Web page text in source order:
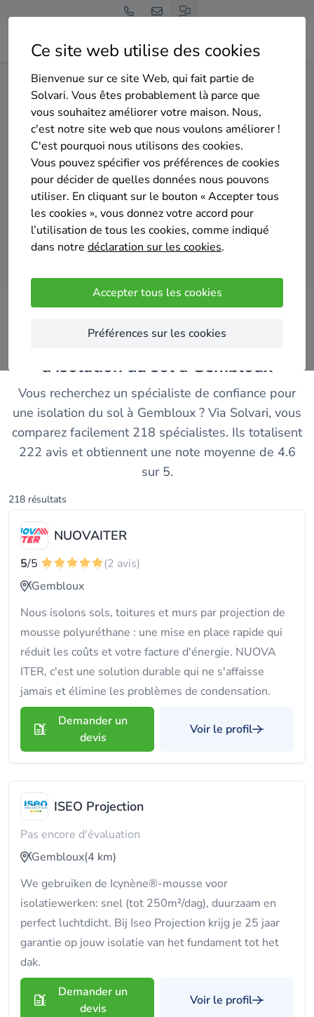
Ce site web utilise des cookies
Bienvenue sur ce site Web, qui fait partie de
Solvari. Vous êtes probablement là parce que
vous souhaitez améliorer votre maison. Nous,
c'est notre site web que nous voulons améliorer !
C'est pourquoi nous utilisons des cookies.
Vous pouvez spécifier vos préférences de cookies
pour décider de quelles données nous pouvons
utiliser. En cliquant sur le bouton « Accepter tous
les cookies », vous donnez votre accord pour
l’utilisation de tous les cookies, comme indiqué
dans notre déclaration sur les cookies.
Accepter tous les cookies
Préférences sur les cookies
Home Isolation du sol Namur Gembloux
Gratuit et sans engagement
Top 20 des entreprises
d'isolation du sol à Gembloux
Comparer des devis
d'isolation du sol à Gembloux
Vous recherchez un spécialiste de confiance pour
une isolation du sol à Gembloux ? Via Solvari, vous
comparez facilement 218 spécialistes. Ils totalisent
222 avis et obtiennent une note moyenne de 4.6
sur 5.
218 résultats
NUOVAITER
5/5
(2 avis)
Gembloux
Nous isolons sols, toitures et murs par projection de
mousse polyuréthane : une mise en place rapide qui
réduit les coûts et votre facture d'énergie. NUOVA
ITER, c'est une solution durable qui ne s'affaisse
jamais et élimine les problèmes de condensation.
Demander un
devis
Voir le profil
ISEO Projection
Pas encore d'évaluation
Gembloux(4 km)
We gebruiken de Icynène®-mousse voor
isolatiewerken: snel (tot 250m²/dag), duurzaam en
perfect luchtdicht. Bij Iseo Projection krijg je 25 jaar
garantie op jouw isolatie van het fundament tot het
dak.
Demander un
devis
Voir le profil